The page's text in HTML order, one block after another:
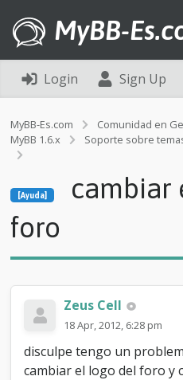
MyBB-
Login Sign Up
MyBB-Es.com Comunidad en
MyBB 1.6.x
Soporte sobre
a
b
a
e
g
o
[Ayuda]
cambiar
foro
Zeus Cell
18 Apr, 2012, 6:28 pm
disculpe tengo un
cambiar el logo del foro y